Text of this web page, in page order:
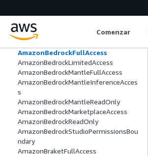
Comenzar
AmazonBedrockAgentCoreMemoryBed
rockModelInferenceExecutionRolePolic
y
AmazonBedrockFullAccess
AmazonBedrockLimitedAccess
AmazonBedrockMantleFullAccess
AmazonBedrockMantleInferenceAcces
s
AmazonBedrockMantleReadOnly
AmazonBedrockMarketplaceAccess
AmazonBedrockReadOnly
AmazonBedrockStudioPermissionsBou
ndary
AmazonBraketFullAccess